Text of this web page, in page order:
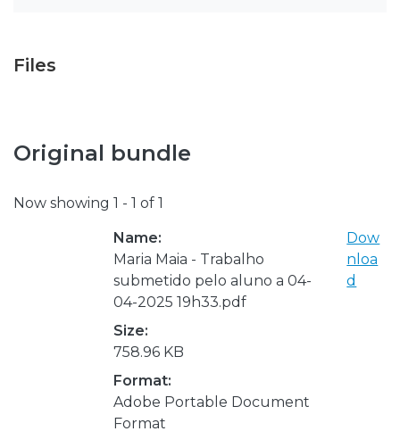
Files
Original bundle
Now showing 1 - 1 of 1
Name:
Maria Maia - Trabalho
submetido pelo aluno a 04-
04-2025 19h33.pdf
Size:
758.96 KB
Format:
Adobe Portable Document
Format
Dow
nloa
d